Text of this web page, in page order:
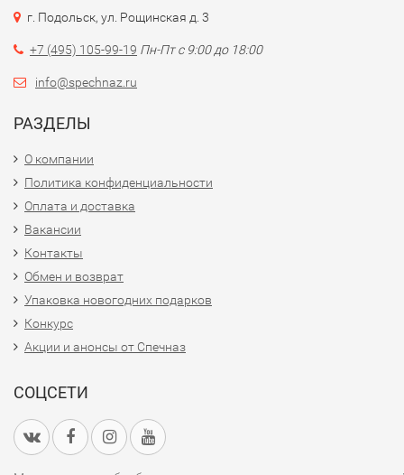
г. Подольск, ул. Рощинская д. 3
+7 (495) 105-99-19 Пн-Пт с 9:00 до 18:00
info@spechnaz.ru
РАЗДЕЛЫ
О компании
Политика конфиденциальности
Оплата и доставка
Вакансии
Контакты
Обмен и возврат
Упаковка новогодних подарков
Конкурс
Акции и анонсы от Спечназ
СОЦСЕТИ